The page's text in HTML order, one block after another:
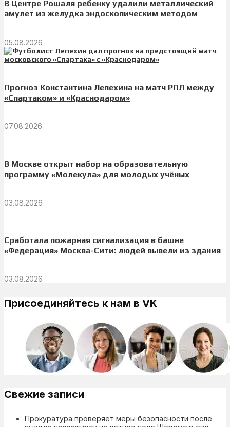
В Центре Рошаля ребенку удалили металлический
амулет из желудка эндоскопическим методом
05.08.2026
Прогноз Константина Лепехина на матч РПЛ между
«Спартаком» и «Краснодаром»
07.08.2026
В Москве открыт набор на образовательную
программу «Молекула» для молодых учёных
03.08.2026
Сработала пожарная сигнализация в башне
«Федерация» Москва-Сити: людей вывели из здания
03.08.2026
Присоединяйтесь к нам в VK
Свежие записи
Прокуратура проверяет меры безопасности после